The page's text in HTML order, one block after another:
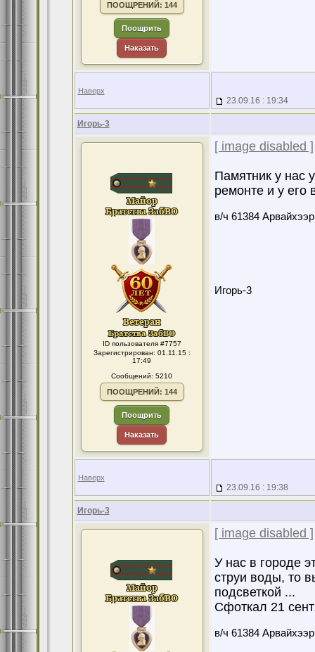
ПООЩРЕНИЙ: 144
Поощрить
Наказать
Наверх
23.09.16 : 19:34
Игорь-3
ID пользователя #7757
Зарегистрирован: 01.11.15 :
17:49
Сообщений: 5210
ПООЩРЕНИЙ: 144
Поощрить
Наказать
[ image disabled ]
Памятник у нас
ремонте и у его
в/ч 61384
Игорь-3
Наверх
23.09.16 : 19:38
Игорь-3
[ image disabled ]
У нас в городе
струи воды, то
подсветкой ...
Сфоткал 21
в/ч 61384